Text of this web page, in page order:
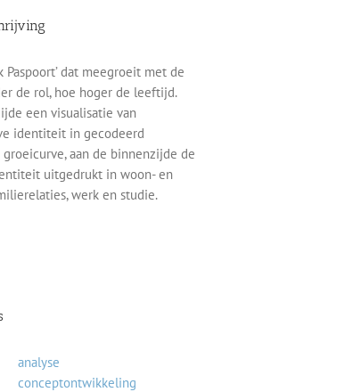
Paspoort’ dat meegroeit met de
de rol, hoe hoger de leeftijd.
een visualisatie van
identiteit in gecodeerd
aan de binnenzijde de
uitgedrukt in woon- en
werk en studie.
analyse
conceptontwikkeling